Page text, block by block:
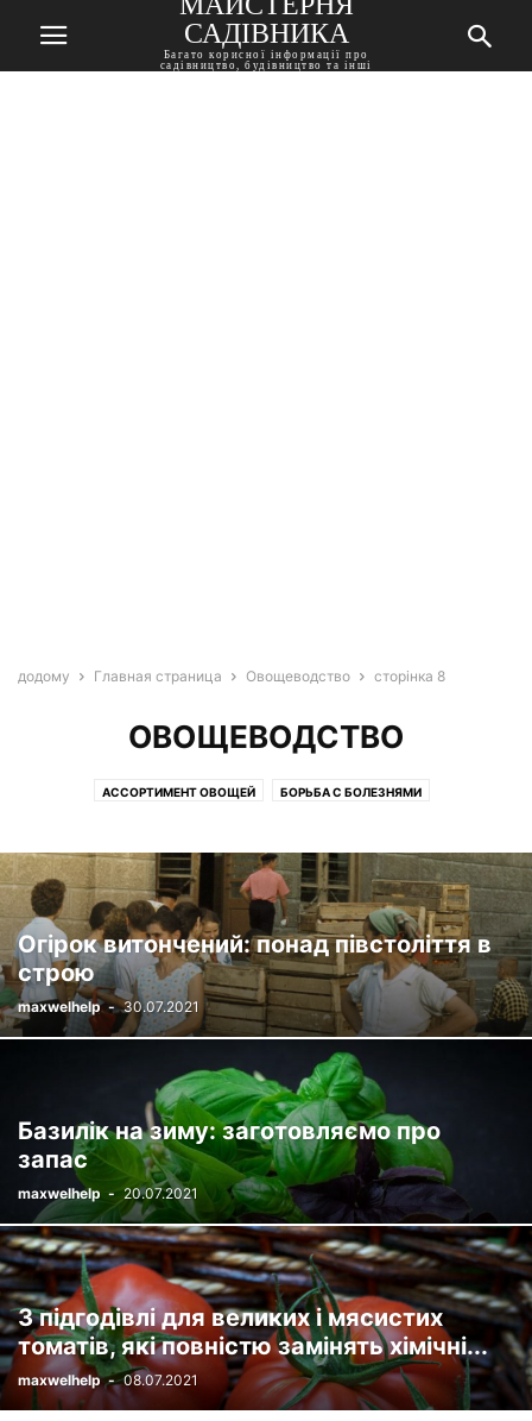
САДІВНИКА
Багато корисної інформації про
садівництво, будівництво та інші
додому Главная страница Овощеводство сторінка 8
ОВОЩЕВОДСТВО
АССОРТИМЕНТ ОВОЩЕЙ БОРЬБА С БОЛЕЗНЯМИ
ПОЛЕЗНЫЕ СВОЙСТВА ПОЧВА И УДОБРЕНИЯ СЕМЕНА И РАССАДА
СОВЕТЫ ОВОЩЕВОДАМ СПОСОБЫ ПОСАДКИ УБОРКА И ХРАНЕНИЕ
УХОД И ВЫРАЩИВАНИЕ
Огірок витончений: понад півстоліття в
строю
maxwelhelp - 30.07.2021
Базилік на зиму: заготовляємо про
запас
maxwelhelp - 20.07.2021
3 підгодівлі для великих і мясистих
томатів, які повністю замінять хімічні...
maxwelhelp - 08.07.2021